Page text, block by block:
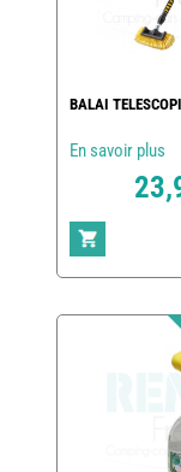
BALAI
En savoir plus